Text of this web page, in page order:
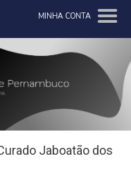
MINHA CONTA
Jaboatão dos